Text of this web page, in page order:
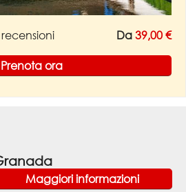
recensioni Da 39,00 €
Prenota ora
Maggiori informazioni